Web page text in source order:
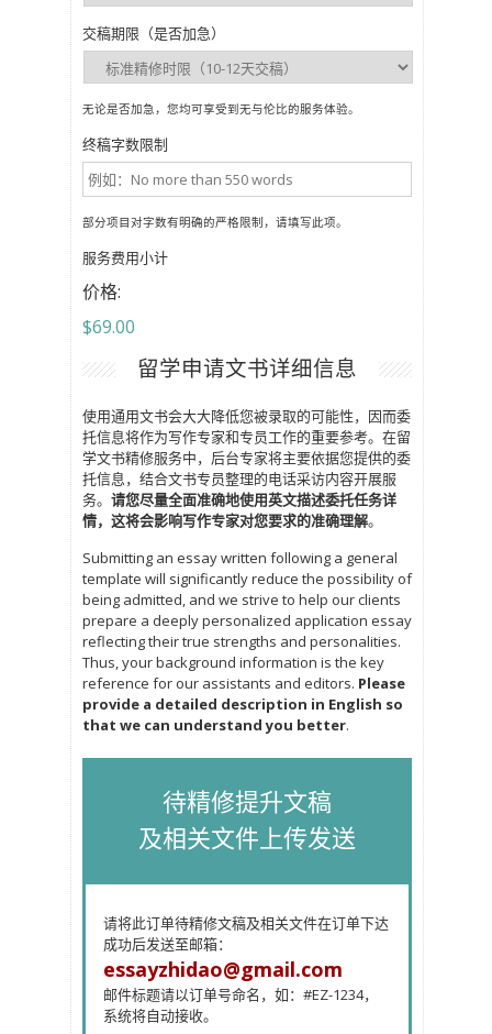
交稿期限（是否加急）
无论是否加急，您均可享受到无与伦比的服务体验。
终稿字数限制
部分项目对字数有明确的严格限制，请填写此项。
服务费用小计
价格:
$69.00
留学申请文书详细信息
使用通用文书会大大降低您被录取的可能性，因而委
托信息将作为写作专家和专员工作的重要参考。在留
学文书精修服务中，后台专家将主要依据您提供的委
托信息，结合文书专员整理的电话采访内容开展服
务。 请您尽量全面准确地使用英文描述委托任务详
情，这将会影响写作专家对您要求的准确理解。
Submitting an essay written following a general
template will significantly reduce the possibility of
being admitted, and we strive to help our clients
prepare a deeply personalized application essay
reflecting their true strengths and personalities.
Thus, your background information is the key
reference for our assistants and editors. Please
provide a detailed description in English so
that we can understand you better.
待精修提升文稿
及相关文件上传发送
请将此订单待精修文稿及相关文件在订单下达
成功后发送至邮箱：
essayzhidao@gmail.com
邮件标题请以订单号命名，如：#EZ-1234，
系统将自动接收。